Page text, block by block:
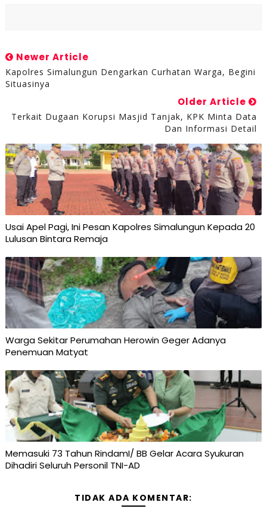
Newer Article
Kapolres Simalungun Dengarkan Curhatan Warga, Begini
Situasinya
Older Article
Terkait Dugaan Korupsi Masjid Tanjak, KPK Minta Data
Dan Informasi Detail
Usai Apel Pagi, Ini Pesan Kapolres Simalungun Kepada 20
Lulusan Bintara Remaja
Warga Sekitar Perumahan Herowin Geger Adanya
Penemuan Matyat
Memasuki 73 Tahun RindamI/ BB Gelar Acara Syukuran
Dihadiri Seluruh Personil TNI-AD
TIDAK ADA KOMENTAR: